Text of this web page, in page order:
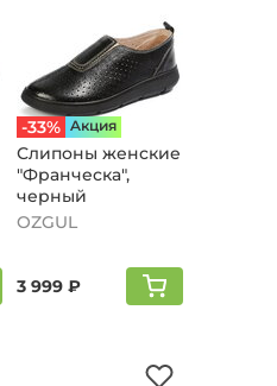
-33% Aкция
Слипоны женские
"Франческа",
черный
OZGUL
3 999 ₽